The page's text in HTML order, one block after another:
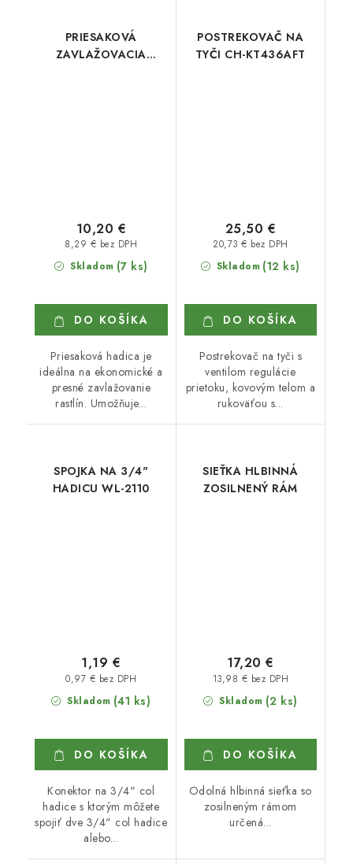
PRIESAKOVÁ
ZAVLAŽOVACIA
Skladom (7 ks)
8,29 € bez DPH
10,20 €
DO KOŠÍKA
Priesaková hadica je
ideálna na ekonomické a
presné zavlažovanie
rastlín. Umožňuje...
POSTREKOVAČ NA
TYČI CH-KT436AFT
Skladom (12 ks)
20,73 € bez DPH
25,50 €
DO KOŠÍKA
Postrekovač na tyči s
ventilom regulácie
prietoku, kovovým telom a
rukoväťou s...
SPOJKA NA 3/4"
HADICU WL-2110
Skladom (41 ks)
0,97 € bez DPH
1,19 €
DO KOŠÍKA
Konektor na 3/4" col
hadice s ktorým môžete
spojiť dve 3/4" col hadice
alebo...
SIEŤKA HLBINNÁ
ZOSILNENÝ RÁM
Skladom (2 ks)
13,98 € bez DPH
17,20 €
DO KOŠÍKA
Odolná hlbinná sieťka so
zosilneným rámom
určená...